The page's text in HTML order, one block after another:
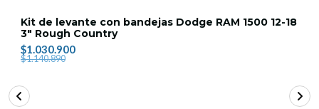
Kit de levante con bandejas Dodge RAM 1500 12-18
3" Rough Country
$1.030.900
$1.140.890